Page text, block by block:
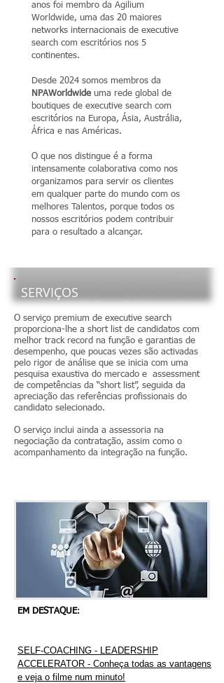
anos foi membro da Agilium
Worldwide, uma das 20 maiores
networks internacionais de executive
search com escritórios nos 5
continentes.
Desde 2024 somos membros da
NPAWorldwide uma rede global de
boutiques de executive search com
escritórios na Europa, Ásia, Austrália,
África e nas Américas.
O que nos distingue é a forma
intensamente colaborativa como nos
organizamos para servir os clientes
em qualquer parte do mundo com os
melhores Talentos, porque todos os
nossos escritórios podem contribuir
para o resultado a alcançar.
SERVIÇOS
O serviço premium de executive search
proporciona-lhe a short list de candidatos com
melhor track record na função e garantias de
desempenho, que poucas vezes são activadas
pelo rigor de análise que se inicia com uma
pesquisa exaustiva do mercado e assessment
de competências da “short list”, seguida da
apreciação das referências profissionais do
candidato selecionado.
O serviço inclui ainda a assessoria na
negociação da contratação, assim como o
acompanhamento da integração na função.
EM DESTAQUE:
SELF-COACHING - LEADERSHIP
ACCELERATOR - Conheça todas as vantagens
e veja o filme num minuto!